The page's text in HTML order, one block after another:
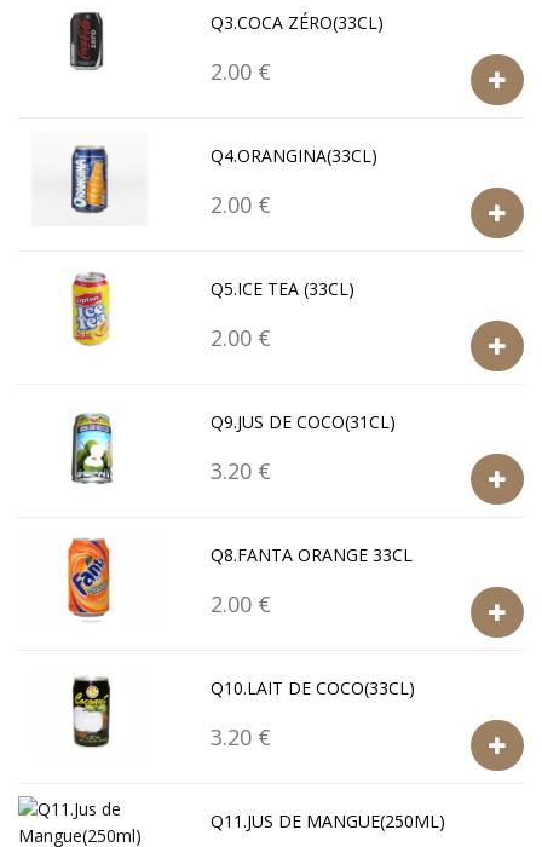
Q3.COCA ZÉRO(33CL)
2.00 €
Q4.ORANGINA(33CL)
2.00 €
Q5.ICE TEA (33CL)
2.00 €
Q9.JUS DE COCO(31CL)
3.20 €
Q8.FANTA ORANGE 33CL
2.00 €
Q10.LAIT DE COCO(33CL)
3.20 €
Q11.JUS DE MANGUE(250ML)